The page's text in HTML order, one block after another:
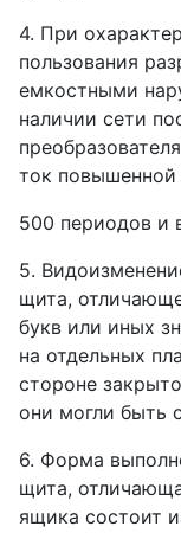
4. При
пользования
емкостными
наличии сети
ток повышенной
500 периодов и
5.
щита,
букв или иных
на отдельных
стороне
они могли быть
6. Форма
щита,
ящика состоит